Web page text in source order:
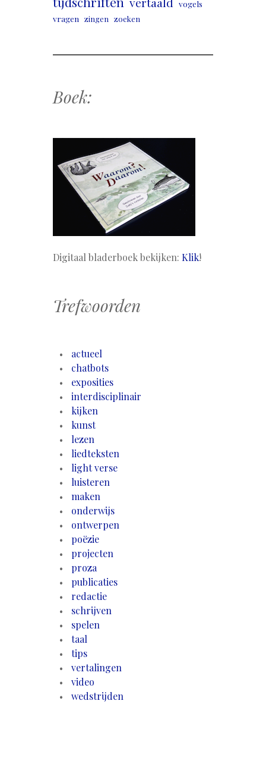
vogels
vragen zingen zoeken
Boek:
Digitaal bladerboek bekijken: Klik!
Trefwoorden
actueel
chatbots
exposities
interdisciplinair
kijken
kunst
lezen
liedteksten
light verse
luisteren
maken
onderwijs
ontwerpen
poëzie
projecten
proza
publicaties
redactie
schrijven
spelen
taal
tips
vertalingen
video
wedstrijden